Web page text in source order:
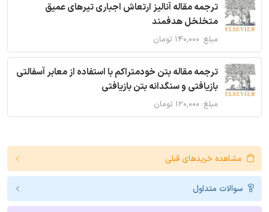
ترجمه مقاله آنالیز ارتعاش اجباری تیرهای عمیق
متخلخل هدفمند
مبلغ: ۱۴۰,۰۰۰ تومان
ترجمه مقاله بتن خودمتراکم با استفاده از معابر آسفالتی
بازیافتی و سنگدانه بتن بازیافتی
مبلغ: ۱۲۰,۰۰۰ تومان
مشاهده خریدهای قبلی
سوالات متداول